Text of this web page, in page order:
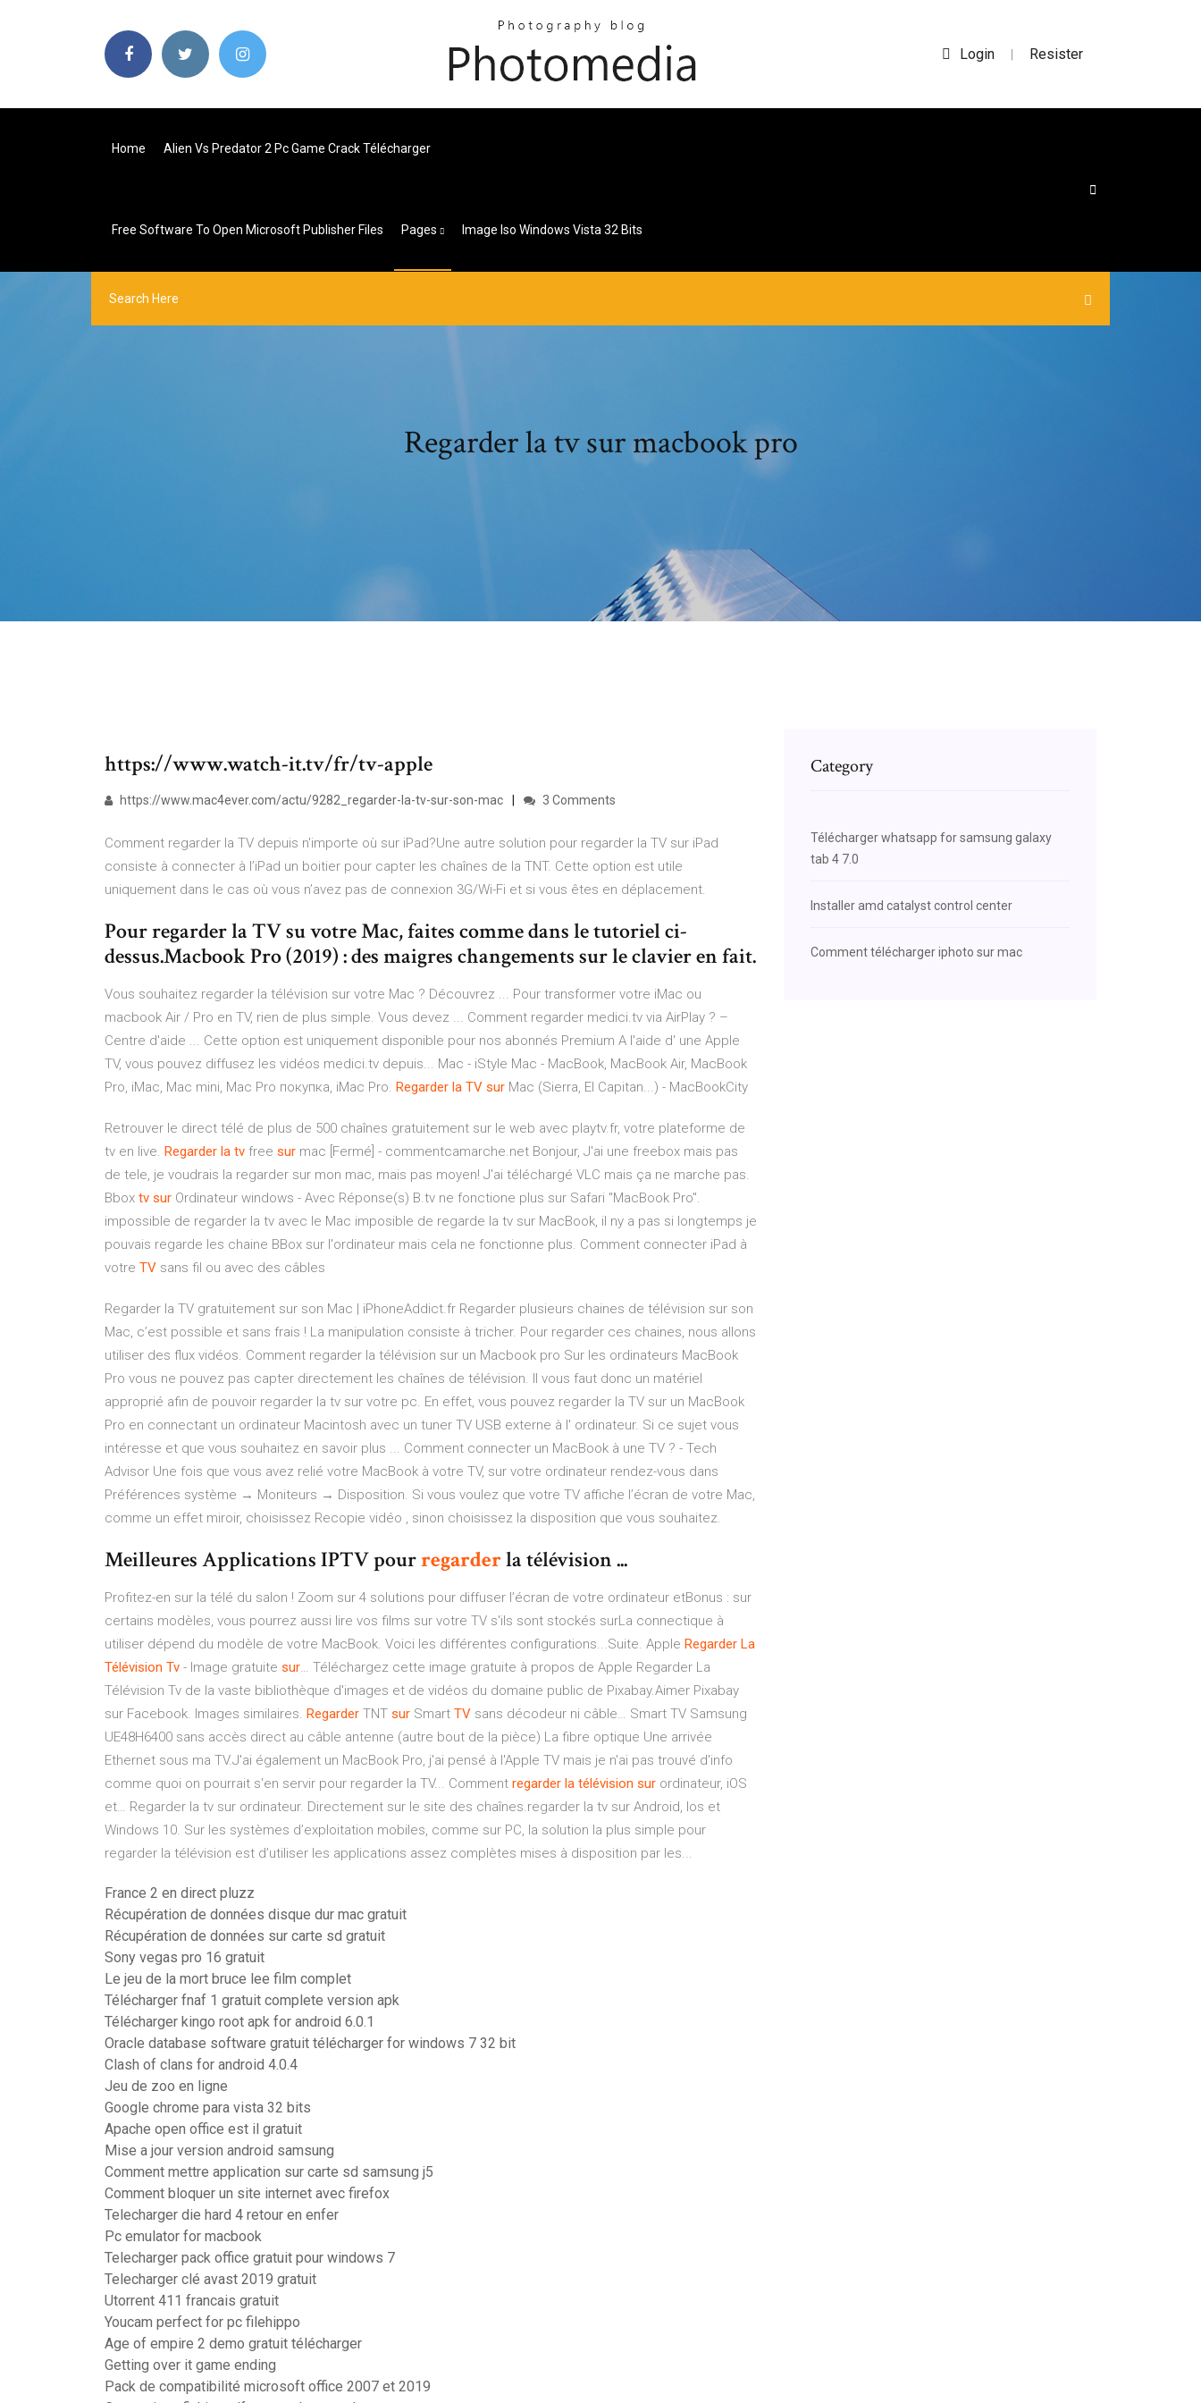
Login | Resister
Home Alien Vs Predator 2 Pc Game Crack Télécharger
Free Software To Open Microsoft Publisher Files Pages Image Iso Windows Vista 32 Bits
Regarder la tv sur macbook pro
https://www.watch-it.tv/fr/tv-apple
https://www.mac4ever.com/actu/9282_regarder-la-tv-sur-son-mac 3 Comments
Comment regarder la TV depuis n'importe où sur iPad?Une autre solution pour regarder la TV sur iPad
consiste à connecter à l’iPad un boitier pour capter les chaînes de la TNT. Cette option est utile
uniquement dans le cas où vous n’avez pas de connexion 3G/Wi-Fi et si vous êtes en déplacement.
Pour regarder la TV su votre Mac, faites comme dans le tutoriel ci-
dessus.Macbook Pro (2019) : des maigres changements sur le clavier en fait.
Vous souhaitez regarder la télévision sur votre Mac ? Découvrez ... Pour transformer votre iMac ou
macbook Air / Pro en TV, rien de plus simple. Vous devez ... Comment regarder medici.tv via AirPlay ? –
Centre d'aide ... Cette option est uniquement disponible pour nos abonnés Premium A l'aide d' une Apple
TV, vous pouvez diffusez les vidéos medici.tv depuis... Mac - iStyle Mac - MacBook, MacBook Air, MacBook
Pro, iMac, Mac mini, Mac Pro покупка, iMac Pro. Regarder la TV sur Mac (Sierra, El Capitan...) - MacBookCity
Retrouver le direct télé de plus de 500 chaînes gratuitement sur le web avec playtv.fr, votre plateforme de
tv en live. Regarder la tv free sur mac [Fermé] - commentcamarche.net Bonjour, J'ai une freebox mais pas
de tele, je voudrais la regarder sur mon mac, mais pas moyen! J'ai téléchargé VLC mais ça ne marche pas.
Bbox tv sur Ordinateur windows - Avec Réponse(s) B.tv ne fonctione plus sur Safari "MacBook Pro".
impossible de regarder la tv avec le Mac imposible de regarde la tv sur MacBook, il ny a pas si longtemps je
pouvais regarde les chaine BBox sur l'ordinateur mais cela ne fonctionne plus. Comment connecter iPad à
votre TV sans fil ou avec des câbles
Regarder la TV gratuitement sur son Mac | iPhoneAddict.fr Regarder plusieurs chaines de télévision sur son
Mac, c’est possible et sans frais ! La manipulation consiste à tricher. Pour regarder ces chaines, nous allons
utiliser des flux vidéos. Comment regarder la télévision sur un Macbook pro Sur les ordinateurs MacBook
Pro vous ne pouvez pas capter directement les chaînes de télévision. Il vous faut donc un matériel
approprié afin de pouvoir regarder la tv sur votre pc. En effet, vous pouvez regarder la TV sur un MacBook
Pro en connectant un ordinateur Macintosh avec un tuner TV USB externe à l' ordinateur. Si ce sujet vous
intéresse et que vous souhaitez en savoir plus ... Comment connecter un MacBook à une TV ? - Tech
Advisor Une fois que vous avez relié votre MacBook à votre TV, sur votre ordinateur rendez-vous dans
Préférences système → Moniteurs → Disposition. Si vous voulez que votre TV affiche l’écran de votre Mac,
comme un effet miroir, choisissez Recopie vidéo , sinon choisissez la disposition que vous souhaitez.
Meilleures Applications IPTV pourregarderla télévision ...
Profitez-en sur la télé du salon ! Zoom sur 4 solutions pour diffuser l’écran de votre ordinateur etBonus : sur
certains modèles, vous pourrez aussi lire vos films sur votre TV s'ils sont stockés surLa connectique à
utiliser dépend du modèle de votre MacBook. Voici les différentes configurations...Suite. Apple Regarder La
Télévision Tv - Image gratuite sur… Téléchargez cette image gratuite à propos de Apple Regarder La
Télévision Tv de la vaste bibliothèque d'images et de vidéos du domaine public de Pixabay.Aimer Pixabay
sur Facebook. Images similaires. Regarder TNT sur Smart TV sans décodeur ni câble… Smart TV Samsung
UE48H6400 sans accès direct au câble antenne (autre bout de la pièce) La fibre optique Une arrivée
Ethernet sous ma TV.J'ai également un MacBook Pro, j'ai pensé à l'Apple TV mais je n'ai pas trouvé d'info
comme quoi on pourrait s'en servir pour regarder la TV... Comment regarder la télévision sur ordinateur, iOS
et… Regarder la tv sur ordinateur. Directement sur le site des chaînes.regarder la tv sur Android, Ios et
Windows 10. Sur les systèmes d’exploitation mobiles, comme sur PC, la solution la plus simple pour
regarder la télévision est d’utiliser les applications assez complètes mises à disposition par les...
France 2 en direct pluzz
Récupération de données disque dur mac gratuit
Récupération de données sur carte sd gratuit
Sony vegas pro 16 gratuit
Le jeu de la mort bruce lee film complet
Télécharger fnaf 1 gratuit complete version apk
Télécharger kingo root apk for android 6.0.1
Oracle database software gratuit télécharger for windows 7 32 bit
Clash of clans for android 4.0.4
Jeu de zoo en ligne
Google chrome para vista 32 bits
Apache open office est il gratuit
Mise a jour version android samsung
Comment mettre application sur carte sd samsung j5
Comment bloquer un site internet avec firefox
Telecharger die hard 4 retour en enfer
Pc emulator for macbook
Telecharger pack office gratuit pour windows 7
Telecharger clé avast 2019 gratuit
Utorrent 411 francais gratuit
Youcam perfect for pc filehippo
Age of empire 2 demo gratuit télécharger
Getting over it game ending
Pack de compatibilité microsoft office 2007 et 2019
Category
Télécharger whatsapp for samsung galaxy
tab 4 7.0
Installer amd catalyst control center
Comment télécharger iphoto sur mac